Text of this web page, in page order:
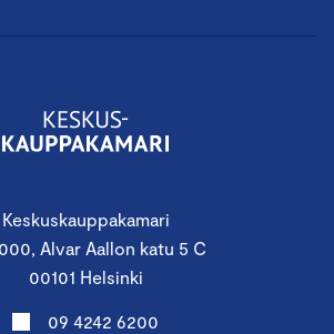
Keskuskauppakamari
Alvar Aallon katu 5 C
00101 Helsinki
09 4242 6200